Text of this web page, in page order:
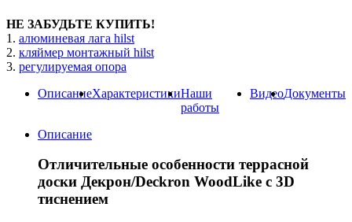
НЕ ЗАБУДЬТЕ КУПИТЬ!
1. алюминевая лага hilst
2. кляймер монтажный hilst
3. регулируемая опора
ОписаниеХарактеристикиНаши
работы
ВидеоДокументы
Описание
Отличительные особенности террасной
доски Декрон/Deckron WoodLike с 3D
тиснением